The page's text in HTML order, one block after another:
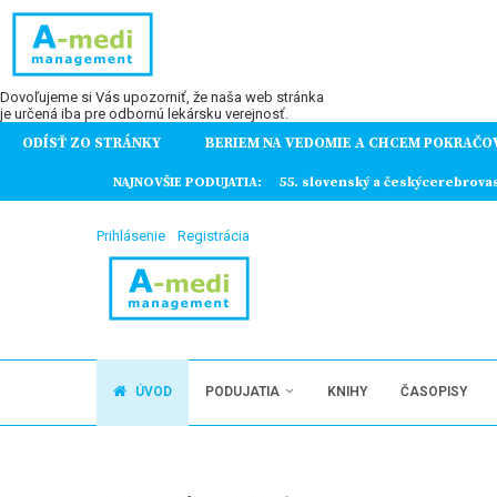
Dovoľujeme si Vás upozorniť, že naša web stránka
je určená iba pre odbornú lekársku verejnosť.
ODÍSŤ ZO STRÁNKY BERIEM NA VEDOMIE A CHCEM
NAJNOVŠIE PODUJATIA: 55. slovenský a
Prihlásenie Registrácia
ÚVOD PODUJATIA KNIHY ČASOPISY